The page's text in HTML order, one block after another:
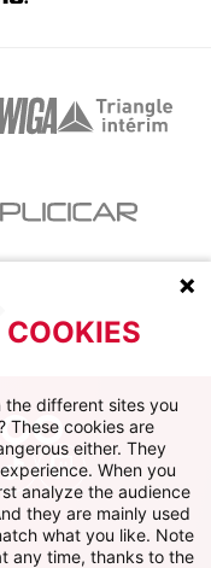
TikTokTwitch
the different sites you
These cookies are
either. They
When you
analyze the audience
they are mainly used
what you like. Note
any time, thanks to the